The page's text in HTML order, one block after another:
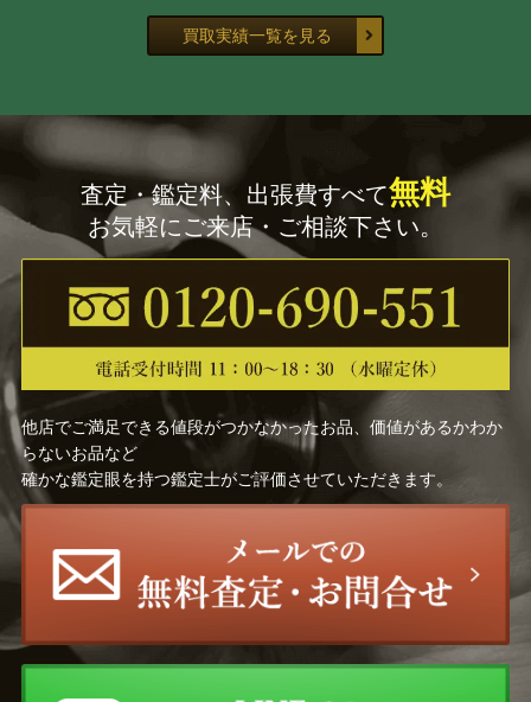
買取実績一覧を見る
査定・鑑定料、出張費すべて無料
お気軽にご来店・ご相談下さい。
他店でご満足できる値段がつかなかったお品、価値があるかわか
らないお品など
確かな鑑定眼を持つ鑑定士がご評価させていただきます。